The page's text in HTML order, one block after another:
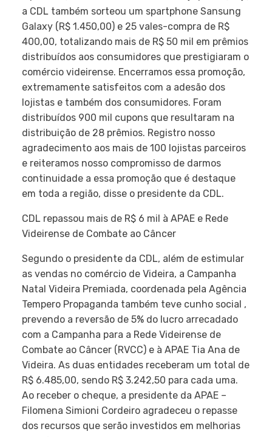
a CDL também sorteou um spartphone Sansung
Galaxy (R$ 1.450,00) e 25 vales-compra de R$
400,00, totalizando mais de R$ 50 mil em prêmios
distribuídos aos consumidores que prestigiaram o
comércio videirense. Encerramos essa promoção,
extremamente satisfeitos com a adesão dos
lojistas e também dos consumidores. Foram
distribuídos 900 mil cupons que resultaram na
distribuição de 28 prêmios. Registro nosso
agradecimento aos mais de 100 lojistas parceiros
e reiteramos nosso compromisso de darmos
continuidade a essa promoção que é destaque
em toda a região, disse o presidente da CDL.
CDL repassou mais de R$ 6 mil à APAE e Rede
Videirense de Combate ao Câncer
Segundo o presidente da CDL, além de estimular
as vendas no comércio de Videira, a Campanha
Natal Videira Premiada, coordenada pela Agência
Tempero Propaganda também teve cunho social ,
prevendo a reversão de 5% do lucro arrecadado
com a Campanha para a Rede Videirense de
Combate ao Câncer (RVCC) e à APAE Tia Ana de
Videira. As duas entidades receberam um total de
R$ 6.485,00, sendo R$ 3.242,50 para cada uma.
Ao receber o cheque, a presidente da APAE –
Filomena Simioni Cordeiro agradeceu o repasse
dos recursos que serão investidos em melhorias